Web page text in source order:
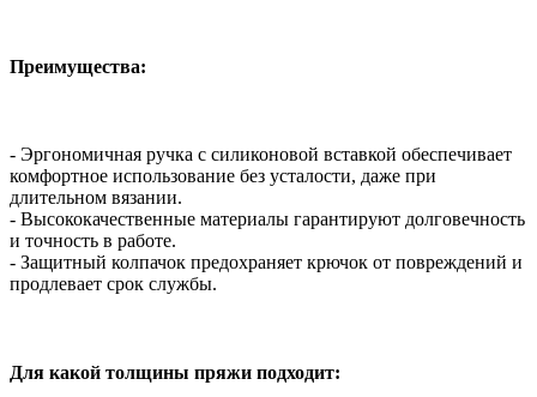
Преимущества:
- Эргономичная ручка с силиконовой вставкой обеспечивает
комфортное использование без усталости, даже при
длительном вязании.
- Высококачественные материалы гарантируют долговечность
и точность в работе.
- Защитный колпачок предохраняет крючок от повреждений и
продлевает срок службы.
Для какой толщины пряжи подходит: